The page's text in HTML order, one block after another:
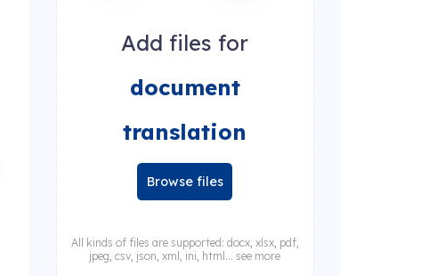
Add files for
document
translation
Browse files
All kinds of files are supported: docx, xlsx, pdf,
jpeg, csv, json, xml, ini, html... see more